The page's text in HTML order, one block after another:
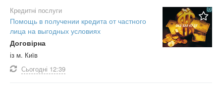
Кредитні послуги
Помощь в получении кредита от частного
лица на выгодных условиях
Договірна
із м. Київ
Сьогодні 12:39